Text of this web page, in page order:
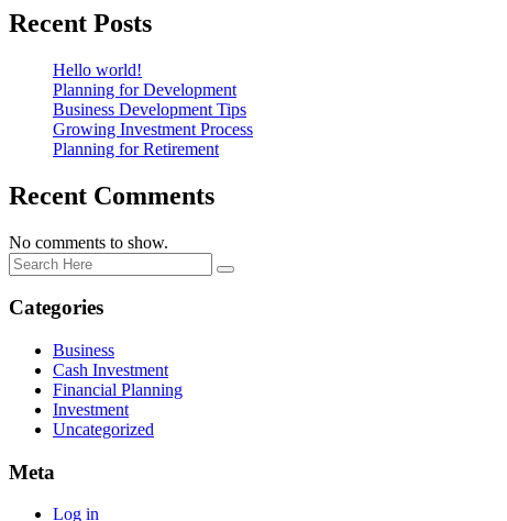
Recent Posts
Hello world!
Planning for Development
Business Development Tips
Growing Investment Process
Planning for Retirement
Recent Comments
No comments to show.
Categories
Business
Cash Investment
Financial Planning
Investment
Uncategorized
Meta
Log in